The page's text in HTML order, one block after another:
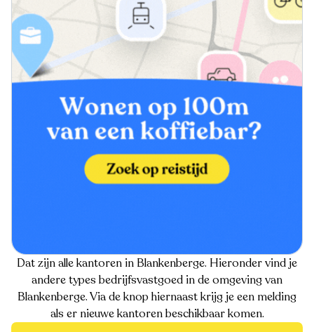
Dat zijn alle kantoren in Blankenberge. Hieronder vind je
andere types bedrijfsvastgoed in de omgeving van
Blankenberge. Via de knop hiernaast krijg je een melding
als er nieuwe kantoren beschikbaar komen.